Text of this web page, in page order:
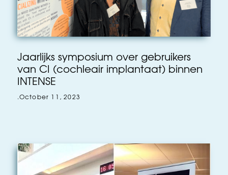
Jaarlijks symposium over gebruikers
van CI (cochleair implantaat) binnen
INTENSE
.October 11, 2023